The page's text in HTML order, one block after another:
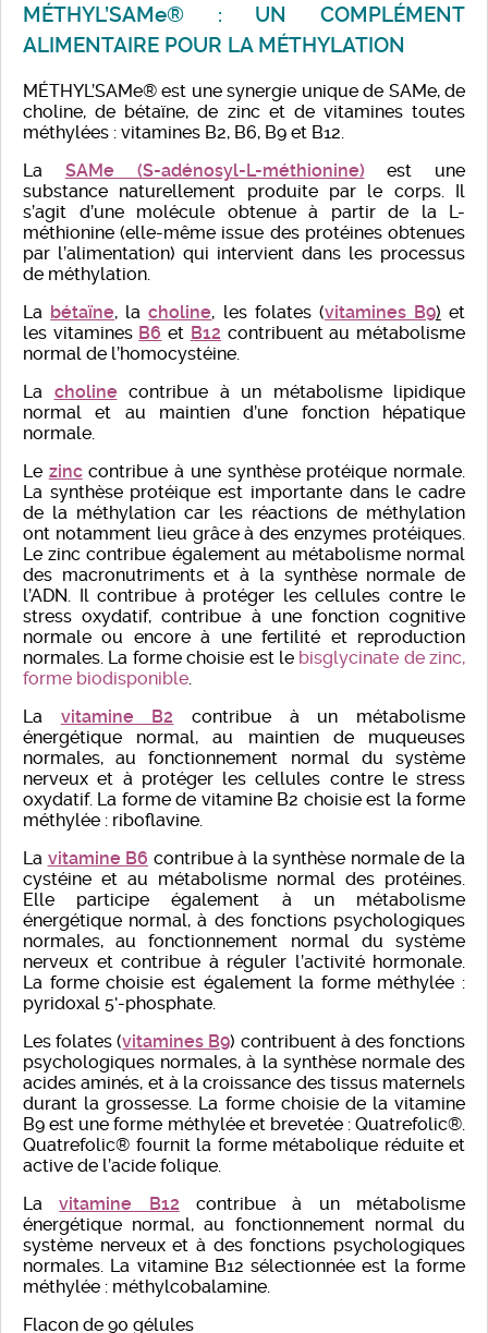
MÉTHYL’SAMe® : UN COMPLÉMENT
ALIMENTAIRE POUR LA MÉTHYLATION
MÉTHYL’SAMe® est une synergie unique de SAMe, de
choline, de bétaïne, de zinc et de vitamines toutes
méthylées : vitamines B2, B6, B9 et B12.
La SAMe (S-adénosyl-L-méthionine) est une
substance naturellement produite par le corps. Il
s’agit d’une molécule obtenue à partir de la L-
méthionine (elle-même issue des protéines obtenues
par l’alimentation) qui intervient dans les processus
de méthylation.
La bétaïne, lacholine, les folates (vitamines B9) et
les vitamines B6 et B12 contribuent au métabolisme
normal de l’homocystéine.
La choline contribue à un métabolisme lipidique
normal et au maintien d’une fonction hépatique
normale.
Le zinccontribue à une synthèse protéique normale.
La synthèse protéique est importante dans le cadre
de la méthylation car les réactions de méthylation
ont notamment lieu grâce à des enzymes protéiques.
Le zinc contribue également au métabolisme normal
des macronutriments et à la synthèse normale de
l’ADN. Il contribue à protéger les cellules contre le
stress oxydatif, contribue à une fonction cognitive
normale ou encore à une fertilité et reproduction
normales. La forme choisie est le bisglycinate de zinc,
forme biodisponible.
La vitamine B2 contribue à un métabolisme
énergétique normal, au maintien de muqueuses
normales, au fonctionnement normal du système
nerveux et à protéger les cellules contre le stress
oxydatif. La forme de vitamine B2 choisie est la forme
méthylée : riboflavine.
La vitamine B6 contribue à la synthèse normale de la
cystéine et au métabolisme normal des protéines.
Elle participe également à un métabolisme
énergétique normal, à des fonctions psychologiques
normales, au fonctionnement normal du système
nerveux et contribue à réguler l’activité hormonale.
La forme choisie est également la forme méthylée :
pyridoxal 5'-phosphate.
Les folates (vitamines B9) contribuent à des fonctions
psychologiques normales, à la synthèse normale des
acides aminés, et à la croissance des tissus maternels
durant la grossesse. La forme choisie de la vitamine
B9 est une forme méthylée et brevetée : Quatrefolic®.
Quatrefolic® fournit la forme métabolique réduite et
active de l’acide folique.
Lavitamine B12 contribue à un métabolisme
énergétique normal, au fonctionnement normal du
système nerveux et à des fonctions psychologiques
normales. La vitamine B12 sélectionnée est la forme
méthylée : méthylcobalamine.
Flacon de 90 gélules